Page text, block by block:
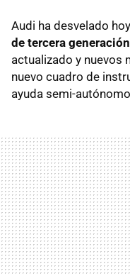
Audi ha desvelado
de tercera generación
actualizado y nuevos
nuevo cuadro de
ayuda semi-